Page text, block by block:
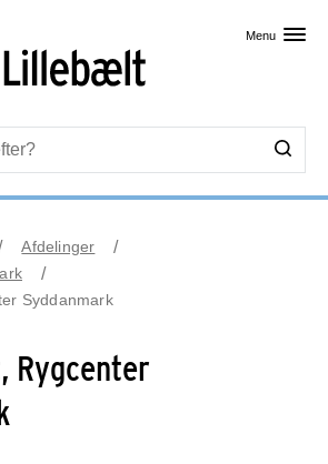
Menu
Afdelinger
Syddanmark
Rygcenter